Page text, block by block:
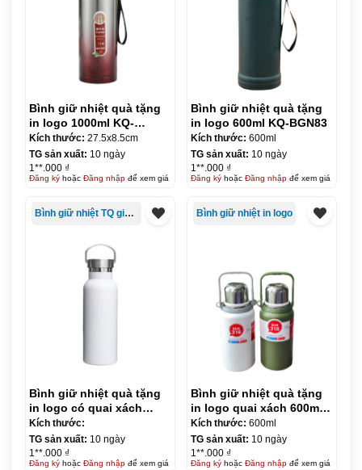
Bình giữ nhiệt quà tặng
in logo 1000ml KQ-
BGN82
Kích thước: 27.5x8.5cm
TG sản xuất: 10 ngày
1**.000 ₫
Đăng kýhoặc Đăng nhậpđể xem giá
Bình giữ nhiệt quà tặng
in logo 600ml KQ-BGN83
Kích thước: 600ml
TG sản xuất: 10 ngày
1**.000 ₫
Đăng kýhoặc Đăng nhậpđể xem giá
Bình giữ nhiệt TQ giá rẻ
Bình giữ nhiệt quà tặng
in logo có quai xách
500ml KQ-BGN84
Kích thước:
TG sản xuất: 10 ngày
1**.000 ₫
Đăng kýhoặc Đăng nhậpđể xem giá
Bình giữ nhiệt in logo
Bình giữ nhiệt quà tặng
in logo quai xách 600ml
KQ-BGN85
Kích thước: 600ml
TG sản xuất: 10 ngày
1**.000 ₫
Đăng kýhoặc Đăng nhậpđể xem giá